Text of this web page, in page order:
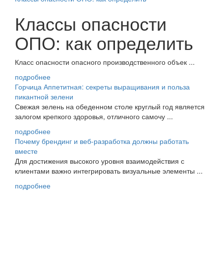
Классы опасности
ОПО: как определить
Класс опасности опасного производственного объек ...
подробнее
Горчица Аппетитная: секреты выращивания и польза
пикантной зелени
Свежая зелень на обеденном столе круглый год является
залогом крепкого здоровья, отличного самочу ...
подробнее
Почему брендинг и веб-разработка должны работать
вместе
Для достижения высокого уровня взаимодействия с
клиентами важно интегрировать визуальные элементы ...
подробнее